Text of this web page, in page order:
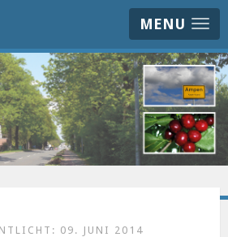
MENU
09. JUNI 2014